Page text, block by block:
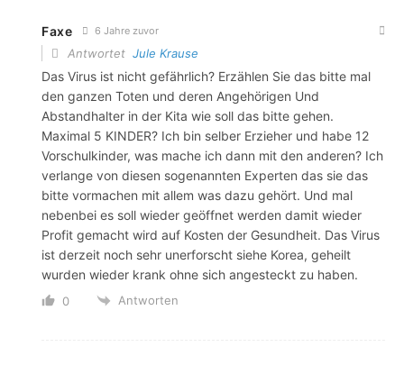
Faxe 6 Jahre zuvor
Antwortet Jule Krause
Das Virus ist nicht gefährlich? Erzählen Sie das bitte mal
den ganzen Toten und deren Angehörigen Und
Abstandhalter in der Kita wie soll das bitte gehen.
Maximal 5 KINDER? Ich bin selber Erzieher und habe 12
Vorschulkinder, was mache ich dann mit den anderen? Ich
verlange von diesen sogenannten Experten das sie das
bitte vormachen mit allem was dazu gehört. Und mal
nebenbei es soll wieder geöffnet werden damit wieder
Profit gemacht wird auf Kosten der Gesundheit. Das Virus
ist derzeit noch sehr unerforscht siehe Korea, geheilt
wurden wieder krank ohne sich angesteckt zu haben.
0 Antworten